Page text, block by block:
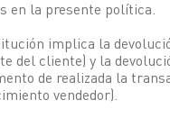
en la presente política.
implica la
del cliente) y la
de realizada la
vendedor).